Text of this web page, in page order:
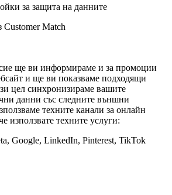
за защита на данните
Customer Match
ще ви информираме и за промоции
и ще ви показваме подходящи
цел синхронизираме вашите
данни със следните външни
техните канали за онлайн
използвате техните услуги:
Google, LinkedIn, Pinterest, TikTok